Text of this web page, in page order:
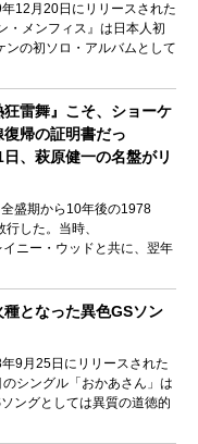
12月20日にリリースされた
・メンフィス』は日本人初
の初ソロ・アルバムとして
雷舞』こそ、ショーケ
帰の証明書だっ
、萩原健一の名盤がリ
盛期から10年後の1978
した。当時、
イニー・ウッドと共に、翌年
となった異色GSソン
9月25日にリリースされた
シングル「おかあさん」は
ングとしては異質の道徳的